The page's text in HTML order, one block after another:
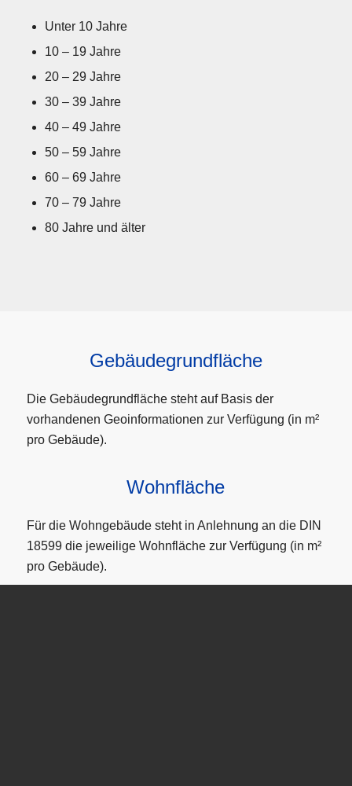
Unter 10 Jahre
10 – 19 Jahre
20 – 29 Jahre
30 – 39 Jahre
40 – 49 Jahre
50 – 59 Jahre
60 – 69 Jahre
70 – 79 Jahre
80 Jahre und älter
Gebäudegrundfläche
Die Gebäudegrundfläche steht auf Basis der
vorhandenen Geoinformationen zur Verfügung (in m²
pro Gebäude).
Wohnfläche
Für die Wohngebäude steht in Anlehnung an die DIN
18599 die jeweilige Wohnfläche zur Verfügung (in m²
pro Gebäude).